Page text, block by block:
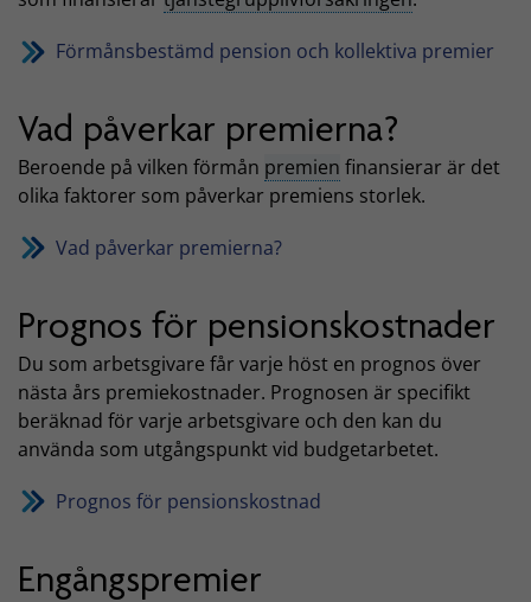
Förmånsbestämd pension och kollektiva premier
Vad påverkar premierna?
Beroende på vilken förmån premien finansierar är det
olika faktorer som påverkar premiens storlek.
Vad påverkar premierna?
Prognos för pensionskostnader
Du som arbetsgivare får varje höst en prognos över
nästa års premiekostnader. Prognosen är specifikt
beräknad för varje arbetsgivare och den kan du
använda som utgångspunkt vid budgetarbetet.
Prognos för pensionskostnad
Engångspremier